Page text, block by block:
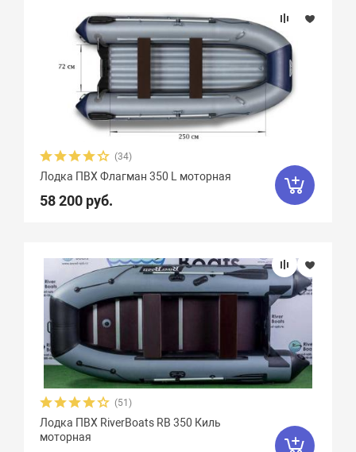
(34)
Лодка ПВХ Флагман 350 L моторная
58 200 руб.
(51)
Лодка ПВХ RiverBoats RB 350 Киль
моторная